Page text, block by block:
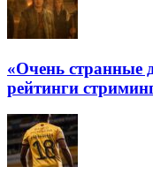
«Очень странные
рейтинги